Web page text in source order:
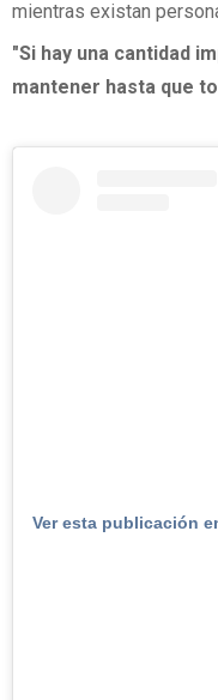
mientras existan
"Si hay una cantidad
mantener hasta que
Ver esta publicación